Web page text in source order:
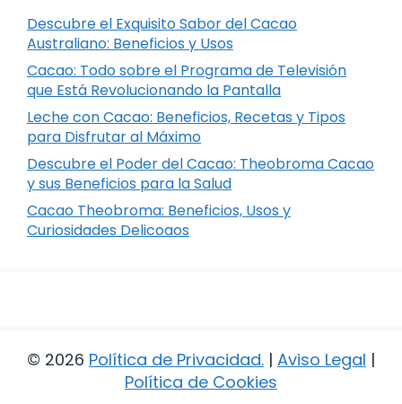
Descubre el Exquisito Sabor del Cacao
Australiano: Beneficios y Usos
Cacao: Todo sobre el Programa de Televisión
que Está Revolucionando la Pantalla
Leche con Cacao: Beneficios, Recetas y Tipos
para Disfrutar al Máximo
Descubre el Poder del Cacao: Theobroma Cacao
y sus Beneficios para la Salud
Cacao Theobroma: Beneficios, Usos y
Curiosidades Delicoaos
© 2026 Política de Privacidad. | Aviso Legal |
Política de Cookies